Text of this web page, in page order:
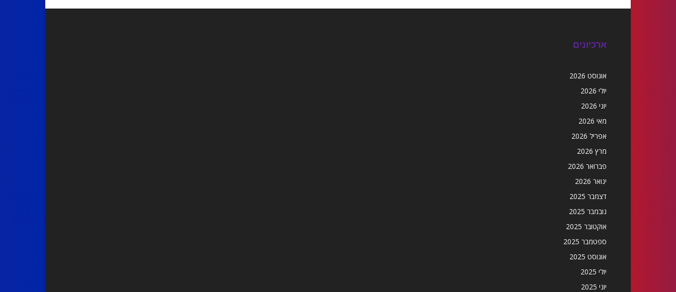
ארכיונים
אוגוסט 2026
יולי 2026
יוני 2026
מאי 2026
אפריל 2026
מרץ 2026
פברואר 2026
ינואר 2026
דצמבר 2025
נובמבר 2025
אוקטובר 2025
ספטמבר 2025
אוגוסט 2025
יולי 2025
יוני 2025